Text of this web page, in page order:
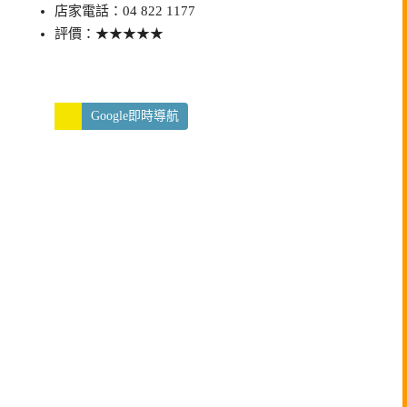
店家電話：04 822 1177
評價：★★★★★
Google即時導航